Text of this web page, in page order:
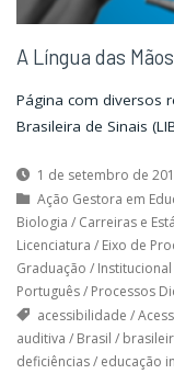
A Língua das Mãos
Página com diversos
Brasileira de Sinais
1 de setembro de
Ação Gestora em
Biologia / Carreiras e
Licenciatura / Eixo de
Graduação / Institucional
Português/ Processos
acessibilidade /
auditiva / Brasil /
deficiências/ educação